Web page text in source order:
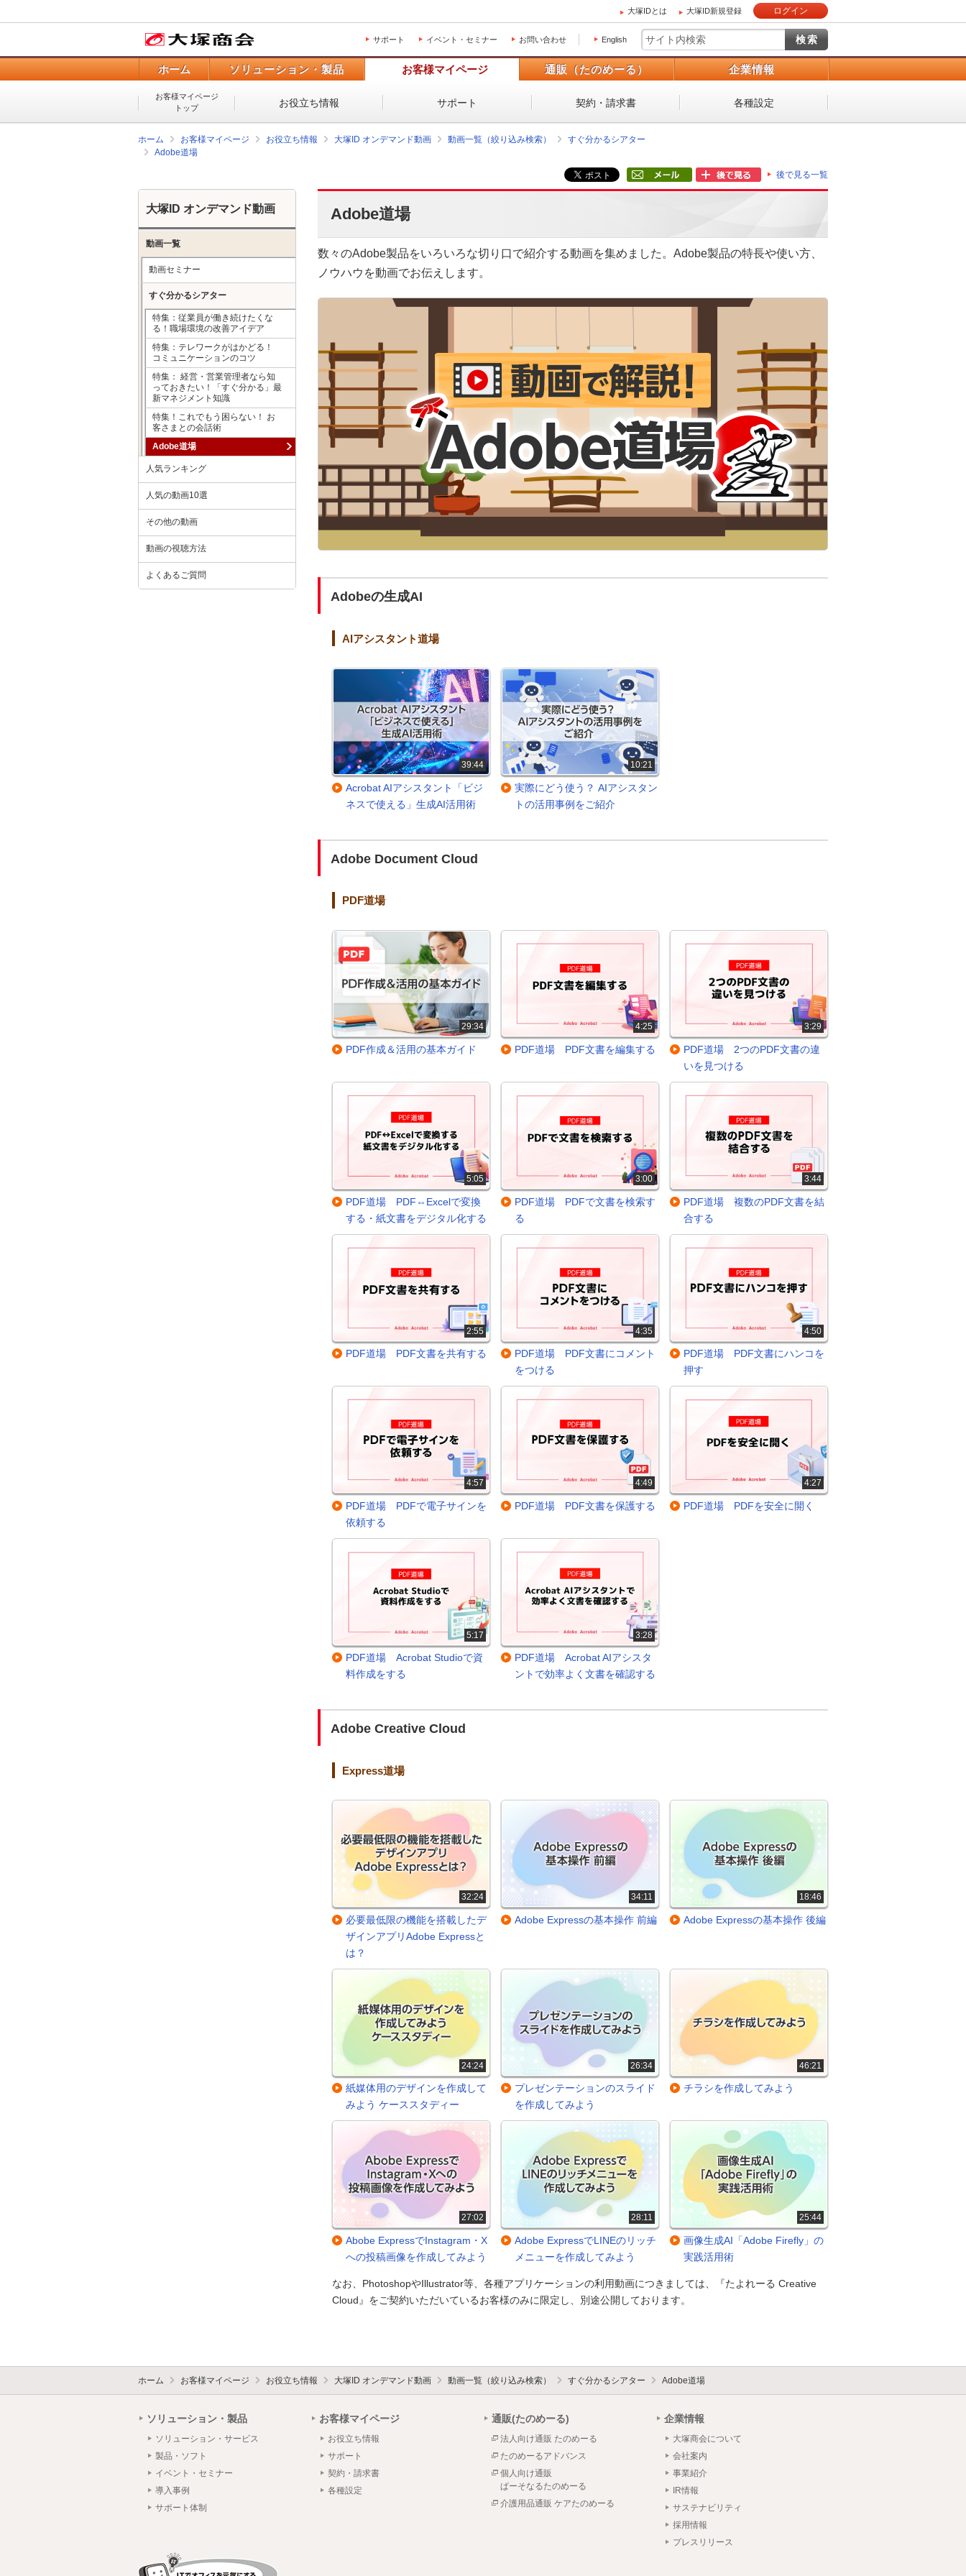
大塚IDとは 大塚ID新規登録 ログイン
サポート イベント・セミナー お問い合わせ English
ホーム ソリューション・製品 お客様マイページ 通販（たのめーる） 企業情報
お客様マイページ
トップ
お役立ち情報 サポート 契約・請求書 各種設定
ホーム お客様マイページ お役立ち情報 大塚ID オンデマンド動画 動画一覧（絞り込み検索）
すぐ分かるシアター
Adobe道場
後で見る一覧
Adobe道場
数々のAdobe製品をいろいろな切り口で紹介する動画を集めました。Adobe製品の特長や使い方、
ノウハウを動画でお伝えします。
Adobeの生成AI
AIアシスタント道場
39:44
Acrobat AIアシスタント「ビジ
ネスで使える」生成AI活用術
10:21
実際にどう使う？ AIアシスタン
トの活用事例をご紹介
Adobe Document Cloud
PDF道場
29:34
PDF作成＆活用の基本ガイド
4:25
PDF道場 PDF文書を編集する
3:29
PDF道場 2つのPDF文書の違
いを見つける
5:05
PDF道場 PDF⇔Excelで変換
する・紙文書をデジタル化する
3:00
PDF道場 PDFで文書を検索す
る
3:44
PDF道場 複数のPDF文書を結
合する
2:55
PDF道場 PDF文書を共有する
4:35
PDF道場 PDF文書にコメント
をつける
4:50
PDF道場 PDF文書にハンコを
押す
4:57
PDF道場 PDFで電子サインを
依頼する
4:49
PDF道場 PDF文書を保護する
4:27
PDF道場 PDFを安全に開く
5:17
PDF道場 Acrobat Studioで資
料作成をする
3:28
PDF道場 Acrobat AIアシスタ
ントで効率よく文書を確認する
Adobe Creative Cloud
Express道場
32:24
必要最低限の機能を搭載したデ
ザインアプリAdobe Expressと
は？
34:11
Adobe Expressの基本操作 前編
18:46
Adobe Expressの基本操作 後編
24:24
紙媒体用のデザインを作成して
みよう ケーススタディー
26:34
プレゼンテーションのスライド
を作成してみよう
46:21
チラシを作成してみよう
27:02
Abobe ExpressでInstagram・X
への投稿画像を作成してみよう
28:11
Adobe ExpressでLINEのリッチ
メニューを作成してみよう
25:44
画像生成AI「Adobe Firefly」の
実践活用術
なお、PhotoshopやIllustrator等、各種アプリケーションの利用動画につきましては、『たよれーる Creative
Cloud』をご契約いただいているお客様のみに限定し、別途公開しております。
大塚ID オンデマンド動画
動画一覧
動画セミナー
すぐ分かるシアター
特集：従業員が働き続けたくな
る！職場環境の改善アイデア
特集：テレワークがはかどる！
コミュニケーションのコツ
特集： 経営・営業管理者なら知
っておきたい！「すぐ分かる」最
新マネジメント知識
特集！これでもう困らない！ お
客さまとの会話術
Adobe道場
人気ランキング
人気の動画10選
その他の動画
動画の視聴方法
よくあるご質問
ホーム お客様マイページ お役立ち情報 大塚ID オンデマンド動画 動画一覧（絞り込み検索） すぐ分かるシアター Adobe道場
ソリューション・製品
ソリューション・サービス
製品・ソフト
イベント・セミナー
導入事例
サポート体制
お客様マイページ
お役立ち情報
サポート
契約・請求書
各種設定
通販(たのめーる)
法人向け通販 たのめーる
たのめーるアドバンス
個人向け通販
ぱーそなるたのめーる
介護用品通販 ケアたのめーる
企業情報
大塚商会について
会社案内
事業紹介
IR情報
サステナビリティ
採用情報
プレスリリース